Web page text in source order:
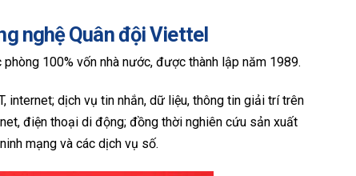
nghệ Quân đội Viettel
100% vốn nhà nước, được thành lập năm 1989.
internet; dịch vụ tin nhắn, dữ liệu, thông tin giải trí trên
điện thoại di động; đồng thời nghiên cứu sản xuất
mạng và các dịch vụ số.